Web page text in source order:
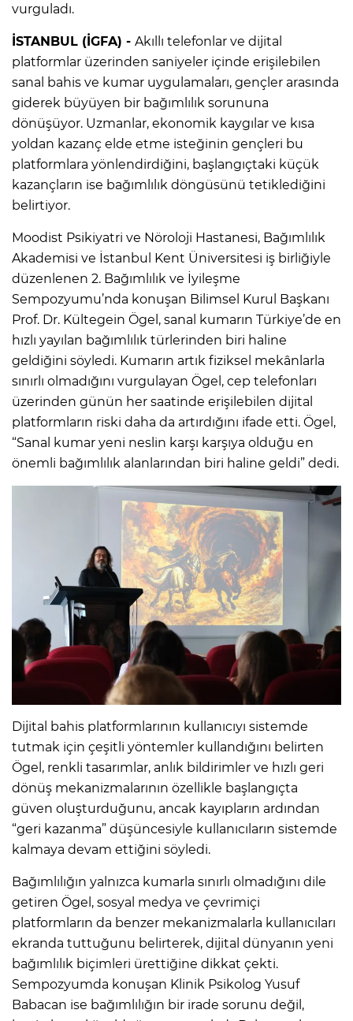
vurguladı.
İSTANBUL (İGFA) - Akıllı telefonlar ve dijital
platformlar üzerinden saniyeler içinde erişilebilen
sanal bahis ve kumar uygulamaları, gençler arasında
giderek büyüyen bir bağımlılık sorununa
dönüşüyor. Uzmanlar, ekonomik kaygılar ve kısa
yoldan kazanç elde etme isteğinin gençleri bu
platformlara yönlendirdiğini, başlangıçtaki küçük
kazançların ise bağımlılık döngüsünü tetiklediğini
belirtiyor.
Moodist Psikiyatri ve Nöroloji Hastanesi, Bağımlılık
Akademisi ve İstanbul Kent Üniversitesi iş birliğiyle
düzenlenen 2. Bağımlılık ve İyileşme
Sempozyumu’nda konuşan Bilimsel Kurul Başkanı
Prof. Dr. Kültegein Ögel, sanal kumarın Türkiye’de en
hızlı yayılan bağımlılık türlerinden biri haline
geldiğini söyledi. Kumarın artık fiziksel mekânlarla
sınırlı olmadığını vurgulayan Ögel, cep telefonları
üzerinden günün her saatinde erişilebilen dijital
platformların riski daha da artırdığını ifade etti. Ögel,
“Sanal kumar yeni neslin karşı karşıya olduğu en
önemli bağımlılık alanlarından biri haline geldi” dedi.
Dijital bahis platformlarının kullanıcıyı sistemde
tutmak için çeşitli yöntemler kullandığını belirten
Ögel, renkli tasarımlar, anlık bildirimler ve hızlı geri
dönüş mekanizmalarının özellikle başlangıçta
güven oluşturduğunu, ancak kayıpların ardından
“geri kazanma” düşüncesiyle kullanıcıların sistemde
kalmaya devam ettiğini söyledi.
Bağımlılığın yalnızca kumarla sınırlı olmadığını dile
getiren Ögel, sosyal medya ve çevrimiçi
platformların da benzer mekanizmalarla kullanıcıları
ekranda tuttuğunu belirterek, dijital dünyanın yeni
bağımlılık biçimleri ürettiğine dikkat çekti.
Sempozyumda konuşan Klinik Psikolog Yusuf
Babacan ise bağımlılığın bir irade sorunu değil,